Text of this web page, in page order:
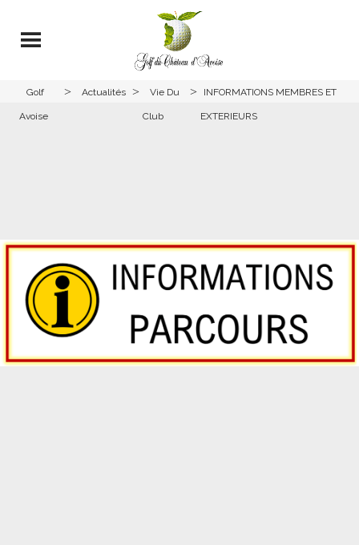
Golf
Avoise
> Actualités > Vie Du
Club
> INFORMATIONS MEMBRES ET
EXTERIEURS